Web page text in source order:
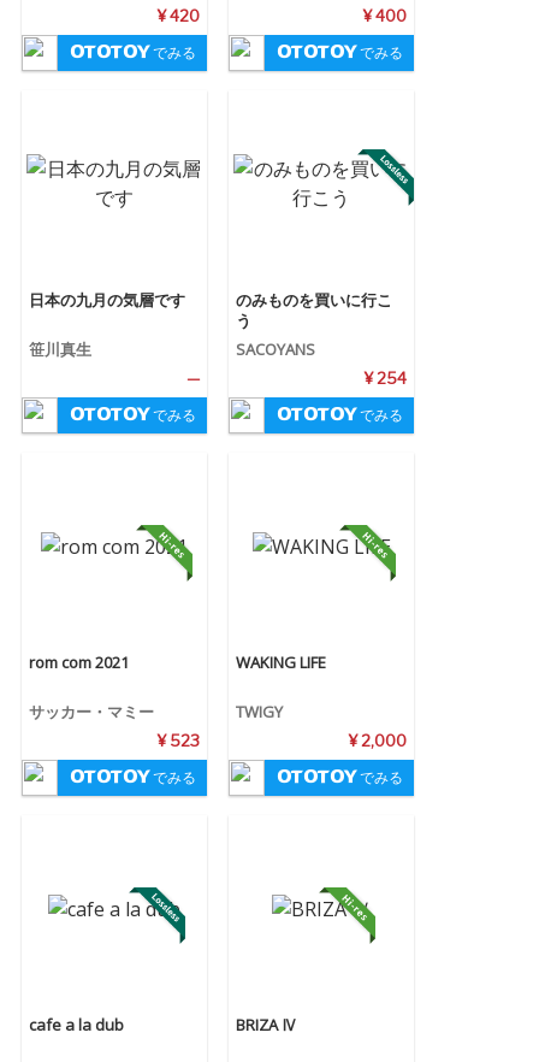
¥ 420
でみる
¥ 400
でみる
日本の九月の気層です
笹川真生
—
でみる
のみものを買いに行こ
う
SACOYANS
¥ 254
でみる
rom com 2021
サッカー・マミー
¥ 523
でみる
WAKING LIFE
TWIGY
¥ 2,000
でみる
cafe a la dub BRIZA Ⅳ